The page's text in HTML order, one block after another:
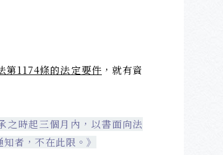
第1174條的法定要件 ，就有資
之時起三個月內，以書面向法
者，不在此限。》